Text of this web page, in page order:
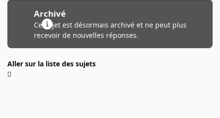
Archivé
Ce sujet est désormais archivé et ne peut plus
recevoir de nouvelles réponses.
Aller sur la liste des sujets